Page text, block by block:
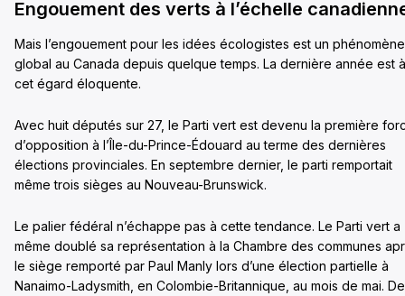
Engouement des verts à l’échelle
Mais l’engouement pour les idées écologistes est un phénomène
global au Canada depuis quelque temps. La dernière année est à
cet égard éloquente.
Avec huit députés sur 27, le Parti vert est devenu la première
d’opposition à l’Île-du-Prince-Édouard au terme des dernières
élections provinciales. En septembre dernier, le parti remportait
même trois sièges au Nouveau-Brunswick.
Le palier fédéral n’échappe pas à cette tendance. Le Parti vert a
même doublé sa représentation à la Chambre des communes
le siège remporté par Paul Manly lors d’une élection partielle à
Nanaimo-Ladysmith, en Colombie-Britannique, au mois de mai. De